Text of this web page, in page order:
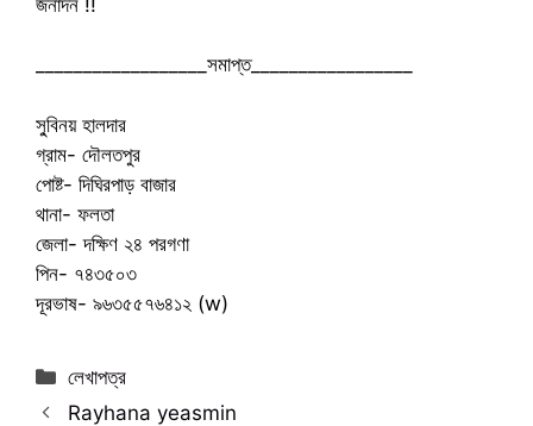
__________________সমাপ্ত_________________
সু্বিনয় হালদার
গ্রাম- দৌলতপুর
পোষ্ট- দিঘিরপাড় বাজার
থানা- ফলতা
জেলা- দক্ষিণ ২৪ পরগণা
পিন- ৭৪৩৫০৩
দূরভাষ- ৯৬৩৫৫৭৬৪১২ (w)
Categories
লেখাপত্র
Rayhana yeasmin